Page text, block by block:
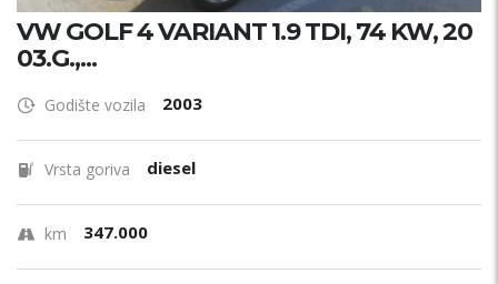
VW GOLF 4 VARIANT 1.9 TDI, 74 KW, 20
03.G.,...
Godište vozila 2003
Vrsta goriva diesel
km 347.000